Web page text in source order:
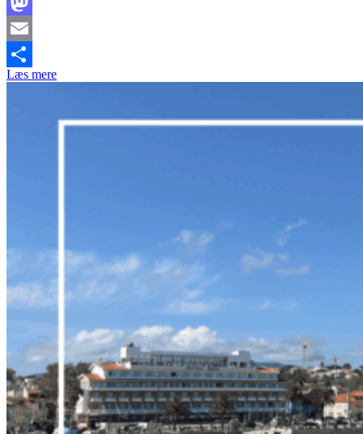
Mastodon
Email
Share
Læs mere